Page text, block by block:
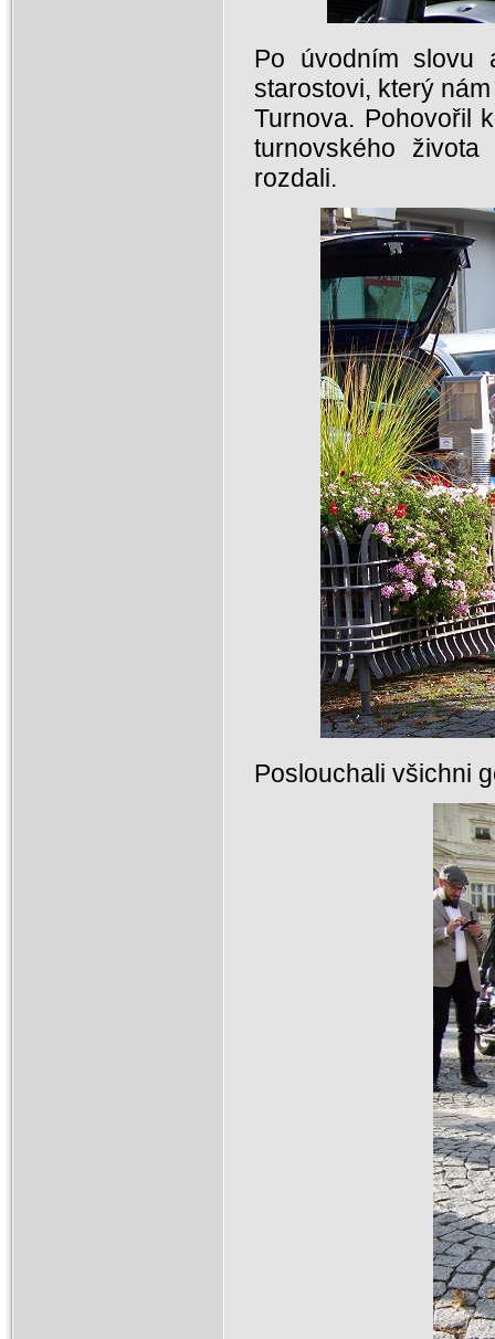
Po úvodním slovu
starostovi, který
Turnova. Pohovořil
turnovského
rozdali.
Poslouchali všichni